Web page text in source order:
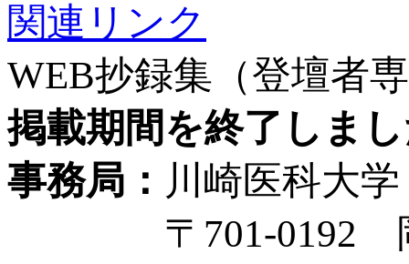
関連リンク
WEB抄録集（登壇者
掲載期間を終了しま
事務局： 川崎医科大
〒701-0192 岡